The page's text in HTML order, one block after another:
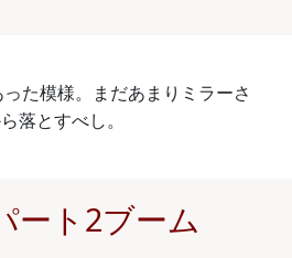
た模様。まだあまりミラーさ
落とすべし。
ート2ブーム